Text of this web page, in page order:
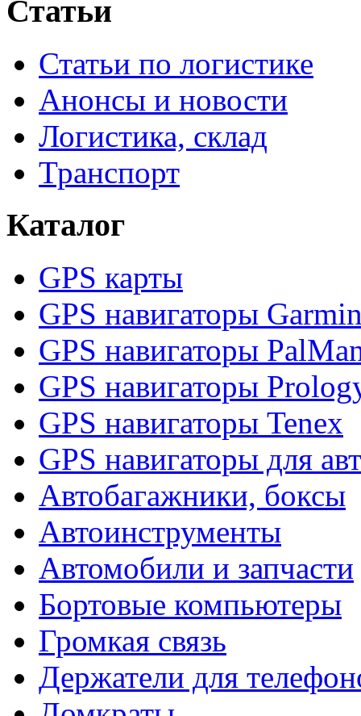
Статьи
Статьи по логистике
Анонсы и новости
Логистика, склад
Транспорт
Каталог
GPS карты
GPS навигаторы
GPS навигаторы
GPS навигаторы
GPS навигаторы Tenex
GPS навигаторы для
Автобагажники, боксы
Автоинструменты
Автомобили и запчасти
Бортовые компьютеры
Громкая связь
Держатели для